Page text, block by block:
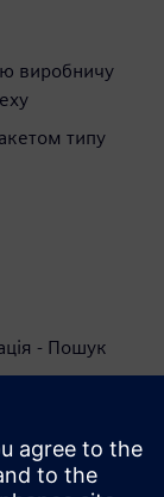
виробничу
типу
- Пошук
- переваги,